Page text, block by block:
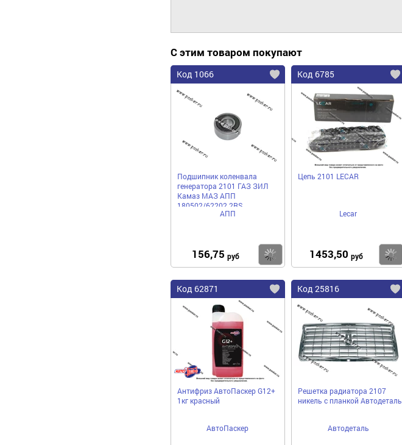
С этим товаром покупают
Код 1066
Подшипник коленвала
генератора 2101 ГАЗ ЗИЛ
Камаз МАЗ АПП
180502/62202 2RS
АПП
156,75 руб Купить
Код 6785
Цепь 2101 LECAR
Lecar
1453,50 руб
Код 62871
Антифриз АвтоПаскер G12+
1кг красный
АвтоПаскер
Код 25816
Решетка радиатора 2107
никель с планкой Автодеталь
Автодеталь